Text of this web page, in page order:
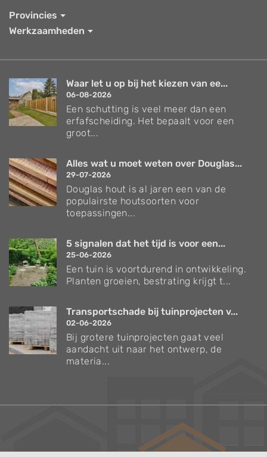
Provincies
Werkzaamheden
Waar let u op bij het kiezen van ee...
06-08-2026
Een schutting is veel meer dan een
erfafscheiding. Het bepaalt voor een
groot...
Alles wat u moet weten over Douglas...
29-07-2026
Douglas hout is al jaren een van de
populairste houtsoorten voor
toepassingen...
5 signalen dat het tijd is voor een...
25-06-2026
Een tuin is voortdurend in ontwikkeling.
Planten groeien, bestrating krijgt t...
Transportschade bij tuinprojecten v...
02-06-2026
Bij grotere tuinprojecten gaat veel
aandacht uit naar het ontwerp, de
materia...
Verzorgingstips voor bomen en planten
Inspiratie voor uw tuin en terras
De belangrijkste tuinwerkzaamheden voor de